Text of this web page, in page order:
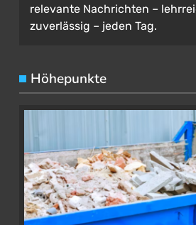
relevante Nachrichten –
zuverlässig – jeden Tag.
Höhepunkte